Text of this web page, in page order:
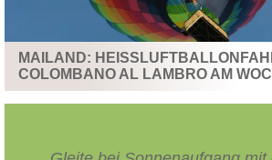
MAILAND:
OLOMBANO AL LAMBRO AM